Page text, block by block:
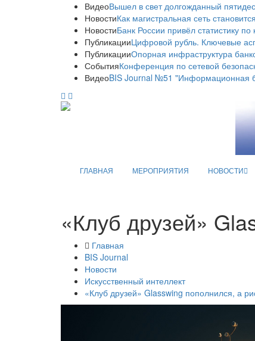
ВидеоВышел в свет долгожданный
НовостиКак магистральная сеть
НовостиБанк России привёл статистику
ПубликацииЦифровой рубль. Ключевые
ПубликацииОпорная инфраструктура
СобытияКонференция по сетевой
ВидеоBIS Journal №51 "Информационная
ГЛАВНАЯ МЕРОПРИЯТИЯ НОВОСТИ
«Клуб друзей»
Главная
BIS Journal
Новости
Искусственный интеллект
«Клуб друзей» Glasswing пополнился, а